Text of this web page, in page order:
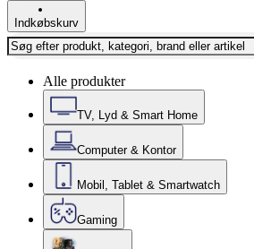
Indkøbskurv
Alle produkter
TV, Lyd & Smart Home
Computer & Kontor
Mobil, Tablet & Smartwatch
Gaming